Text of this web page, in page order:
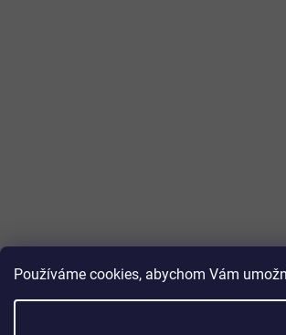
Používáme cookies, abychom Vám